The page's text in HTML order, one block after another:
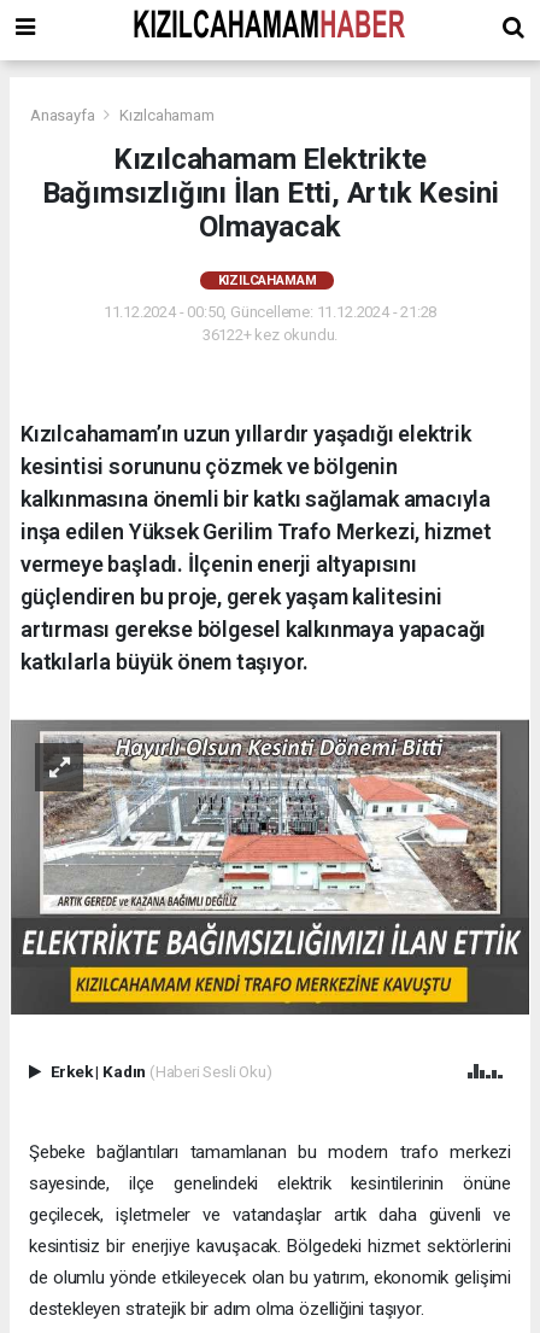
Anasayfa Kızılcahamam
Kızılcahamam Elektrikte
Bağımsızlığını İlan Etti, Artık Kesini
Olmayacak
KIZILCAHAMAM
11.12.2024 - 00:50, Güncelleme: 11.12.2024 - 21:28
36122+ kez okundu.
Kızılcahamam’ın uzun yıllardır yaşadığı elektrik
kesintisi sorununu çözmek ve bölgenin
kalkınmasına önemli bir katkı sağlamak amacıyla
inşa edilen Yüksek Gerilim Trafo Merkezi, hizmet
vermeye başladı. İlçenin enerji altyapısını
güçlendiren bu proje, gerek yaşam kalitesini
artırması gerekse bölgesel kalkınmaya yapacağı
katkılarla büyük önem taşıyor.
Erkek| Kadın (Haberi Sesli Oku)
Şebeke bağlantıları tamamlanan bu modern trafo merkezi
sayesinde, ilçe genelindeki elektrik kesintilerinin önüne
geçilecek, işletmeler ve vatandaşlar artık daha güvenli ve
kesintisiz bir enerjiye kavuşacak. Bölgedeki hizmet sektörlerini
de olumlu yönde etkileyecek olan bu yatırım, ekonomik gelişimi
destekleyen stratejik bir adım olma özelliğini taşıyor.